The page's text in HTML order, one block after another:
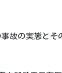
故の実態と